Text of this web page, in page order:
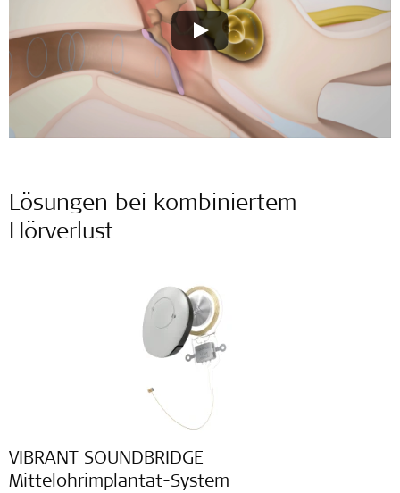
Lösungen bei kombiniertem
Hörverlust
VIBRANT SOUNDBRIDGE
Mittelohrimplantat-System